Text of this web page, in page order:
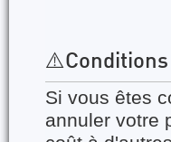
Si vous êtes
annuler votre